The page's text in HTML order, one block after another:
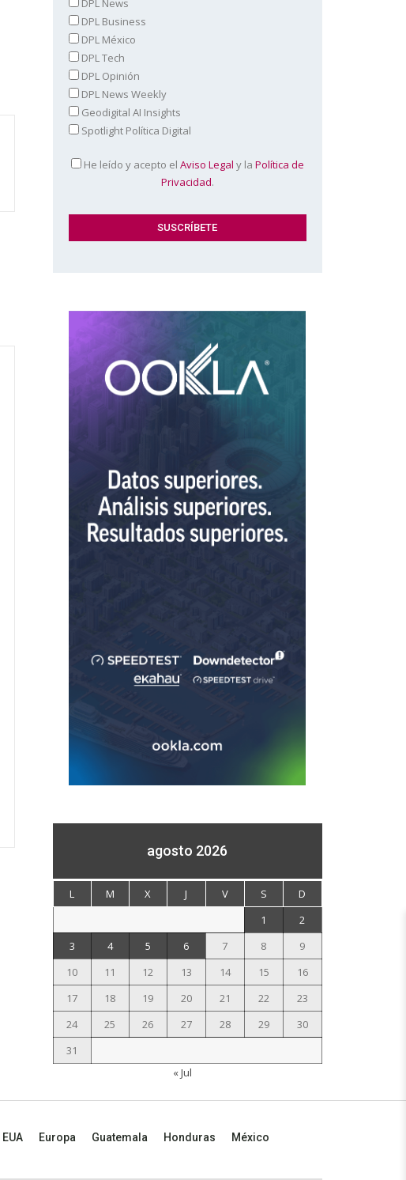
DPL News
DPL Business
DPL México
DPL Tech
DPL Opinión
DPL News Weekly
Geodigital AI Insights
Spotlight Política Digital
He leído y acepto el Aviso Legal y la Política de
Privacidad.
agosto 2026
L M X J V S
D
1
2
3
4 5 6 7 8
9
10
11 12 13 14 15
16
17
18 19 20 21 22
23
24
25 26 27 28 29
30
31
« Jul
EUA Europa Guatemala Honduras
México